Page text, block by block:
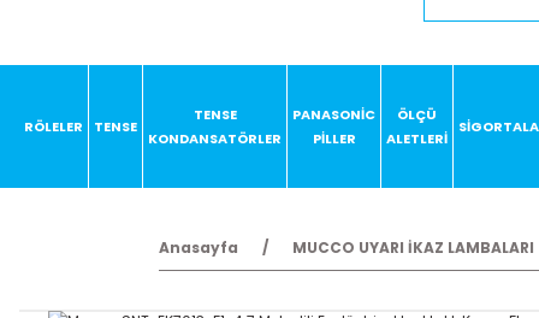
RÖLELER TENSE
TENSE
KONDANSATÖRLER
PANASONİC
PİLLER
ÖLÇÜ
ALETLERİ
Anasayfa MUCCO UYARI İKAZ LAMBALARI